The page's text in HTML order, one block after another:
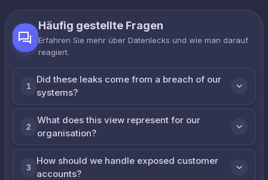
Häufig gestellte Fragen
Erfahren Sie mehr über Datenlecks und wie man darauf
reagiert.
1
Did these leaks come from a breach of our
systems?
2
What does this view represent for our
organisation?
3
How should we handle exposed customer
accounts?